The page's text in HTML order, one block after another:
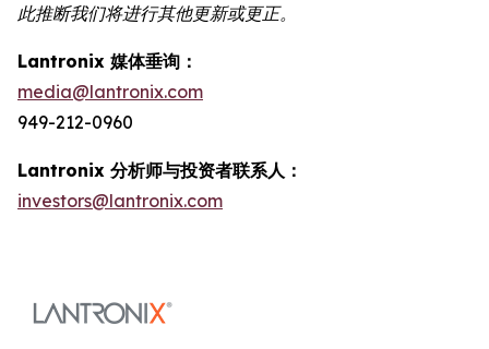
此推断我们将进行其他更新或更正。
Lantronix 媒体垂询：
media@lantronix.com
949-212-0960
Lantronix 分析师与投资者联系人：
investors@lantronix.com